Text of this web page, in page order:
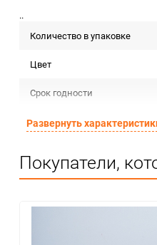
..
Количество в упаковке
Цвет
Срок годности
Страна изготовителя
Сертификация
Особые условия
Развернуть
Покупатели,